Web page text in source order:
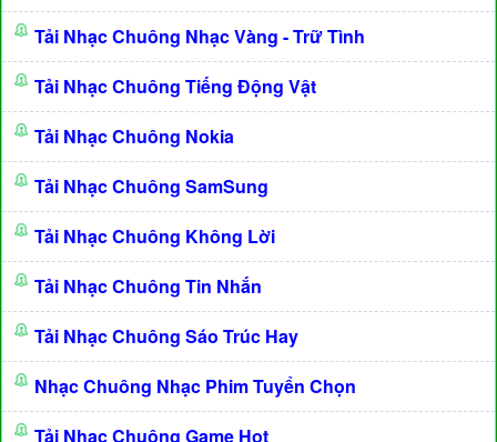
Tải Nhạc Chuông Nhạc Vàng - Trữ Tình
Tải Nhạc Chuông Tiếng Động Vật
Tải Nhạc Chuông Nokia
Tải Nhạc Chuông SamSung
Tải Nhạc Chuông Không Lời
Tải Nhạc Chuông Tin Nhắn
Tải Nhạc Chuông Sáo Trúc Hay
Nhạc Chuông Nhạc Phim Tuyển Chọn
Tải Nhạc Chuông Game Hot